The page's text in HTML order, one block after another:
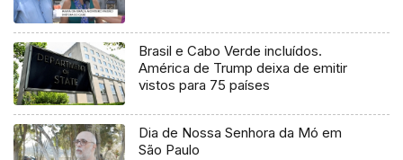
Brasil e Cabo Verde incluídos.
América de Trump deixa de emitir
vistos para 75 países
Dia de Nossa Senhora da Mó em
São Paulo